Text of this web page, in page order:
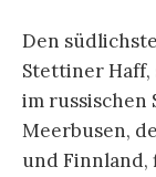
Den
Stettiner
im russischen
Meerbusen,
und